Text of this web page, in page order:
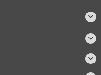


